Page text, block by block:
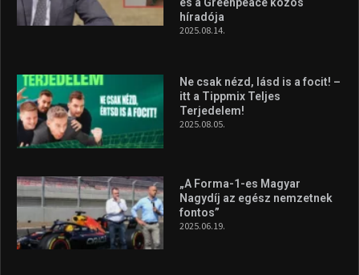
híradója
2025.08.14.
Ne csak nézd, lásd is a focit! –
itt a Tippmix Teljes
Terjedelem!
2025.08.05.
„A Forma-1-es Magyar
Nagydíj az egész nemzetnek
fontos”
2025.06.19.